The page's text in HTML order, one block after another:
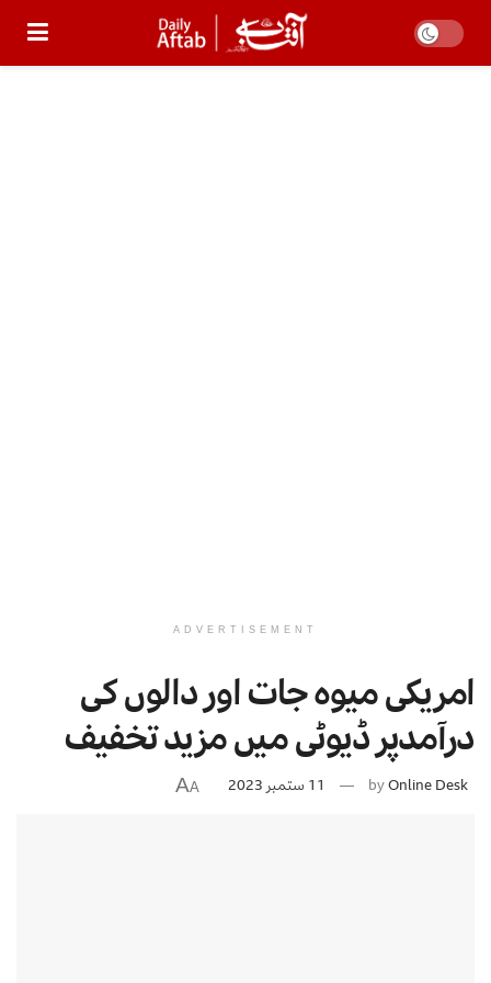
ADVERTISEMENT
امریکی میوہ جات اور دالوں کی
درآمدپر ڈیوٹی میں مزید تخفیف
byOnline Desk 11 ستمبر 2023 A
A